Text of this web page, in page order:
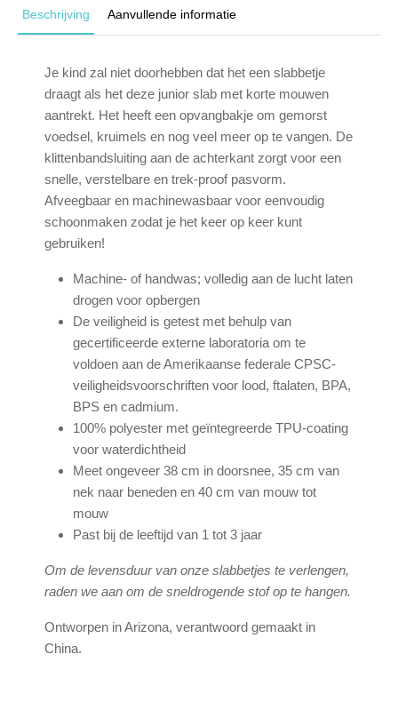
Beschrijving Aanvullende informatie
Je kind zal niet doorhebben dat het een slabbetje
draagt als het deze junior slab met korte mouwen
aantrekt. Het heeft een opvangbakje om gemorst
voedsel, kruimels en nog veel meer op te vangen. De
klittenbandsluiting aan de achterkant zorgt voor een
snelle, verstelbare en trek-proof pasvorm.
Afveegbaar en machinewasbaar voor eenvoudig
schoonmaken zodat je het keer op keer kunt
gebruiken!
Machine- of handwas; volledig aan de lucht laten
drogen voor opbergen
De veiligheid is getest met behulp van
gecertificeerde externe laboratoria om te
voldoen aan de Amerikaanse federale CPSC-
veiligheidsvoorschriften voor lood, ftalaten, BPA,
BPS en cadmium.
100% polyester met geïntegreerde TPU-coating
voor waterdichtheid
Meet ongeveer 38 cm in doorsnee, 35 cm van
nek naar beneden en 40 cm van mouw tot
mouw
Past bij de leeftijd van 1 tot 3 jaar
Om de levensduur van onze slabbetjes te verlengen,
raden we aan om de sneldrogende stof op te hangen.
Ontworpen in Arizona, verantwoord gemaakt in
China.